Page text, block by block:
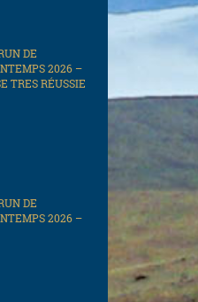
DE
2026 –
TRES RÉUSSIE
DE
2026 –